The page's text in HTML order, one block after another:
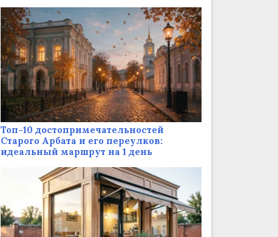
Топ-10 достопримечательностей
Старого Арбата и его переулков:
идеальный маршрут на 1 день